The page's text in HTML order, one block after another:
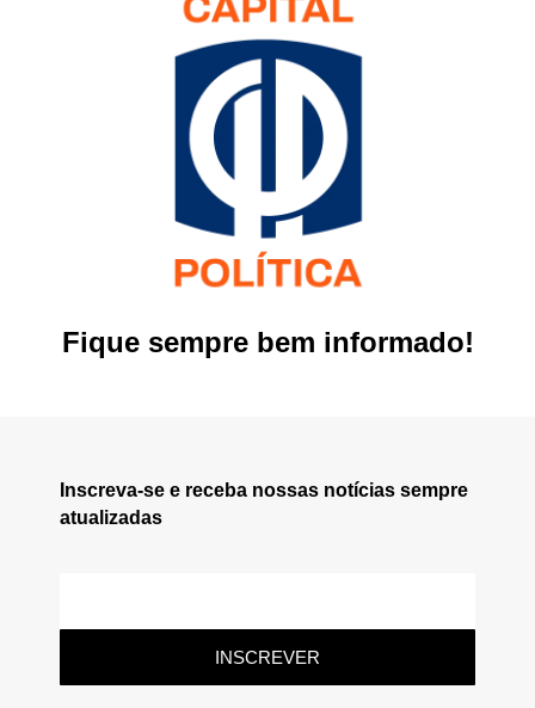
Fique sempre bem informado!
Inscreva-se e receba nossas notícias sempre
atualizadas
INSCREVER